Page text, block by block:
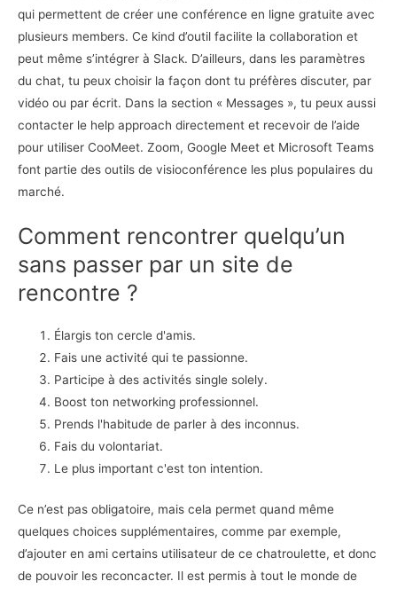
qui permettent de créer une conférence en ligne gratuite avec
plusieurs members. Ce kind d’outil facilite la collaboration et
peut même s’intégrer à Slack. D’ailleurs, dans les paramètres
du chat, tu peux choisir la façon dont tu préfères discuter, par
vidéo ou par écrit. Dans la section « Messages », tu peux aussi
contacter le help approach directement et recevoir de l’aide
pour utiliser CooMeet. Zoom, Google Meet et Microsoft Teams
font partie des outils de visioconférence les plus populaires du
marché.
Comment rencontrer quelqu’un
sans passer par un site de
rencontre ?
Élargis ton cercle d'amis.
Fais une activité qui te passionne.
Participe à des activités single solely.
Boost ton networking professionnel.
Prends l'habitude de parler à des inconnus.
Fais du volontariat.
Le plus important c'est ton intention.
Ce n’est pas obligatoire, mais cela permet quand même
quelques choices supplémentaires, comme par exemple,
d’ajouter en ami certains utilisateur de ce chatroulette, et donc
de pouvoir les reconcacter. Il est permis à tout le monde de